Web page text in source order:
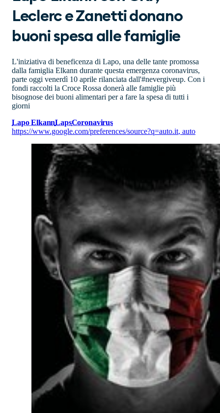
Leclerc e Zanetti donano
buoni spesa alle famiglie
L'iniziativa di beneficenza di Lapo, una delle tante promossa
dalla famiglia Elkann durante questa emergenza coronavirus,
parte oggi venerdì 10 aprile rilanciata dall'#nevergiveup. Con i
fondi raccolti la Croce Rossa donerà alle famiglie più
bisognose dei buoni alimentari per a fare la spesa di tutti i
giorni
Lapo ElkannLapsCoronavirus
https://www.google.com/preferences/source?q=auto.it, auto